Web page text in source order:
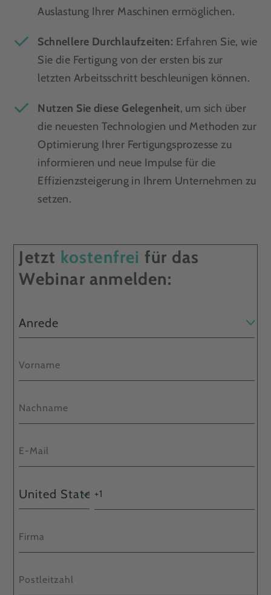
Auslastung Ihrer Maschinen ermöglichen.
Schnellere Durchlaufzeiten: Erfahren Sie, wie
Sie die Fertigung von der ersten bis zur
letzten Arbeitsschritt beschleunigen können.
Nutzen Sie diese Gelegenheit, um sich über
die neuesten Technologien und Methoden zur
Optimierung Ihrer Fertigungsprozesse zu
informieren und neue Impulse für die
Effizienzsteigerung in Ihrem Unternehmen zu
setzen.
Jetzt kostenfrei für das
Webinar anmelden: